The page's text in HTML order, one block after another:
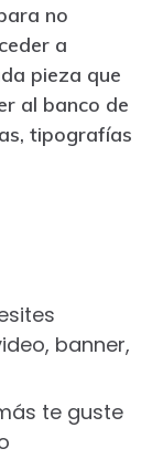
no
a
pieza que
al banco de
tipografías
banner,
te guste